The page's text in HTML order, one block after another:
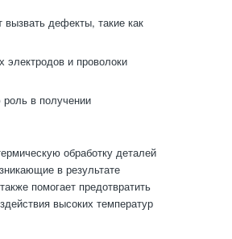
дефекты, такие как
электродов и проволоки
в получении
обработку деталей
в результате
помогает предотвратить
высоких температур